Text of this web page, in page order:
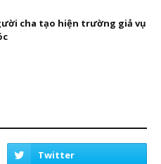
cha tạo hiện trường giả vụ